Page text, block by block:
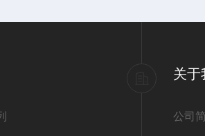
关于
公司